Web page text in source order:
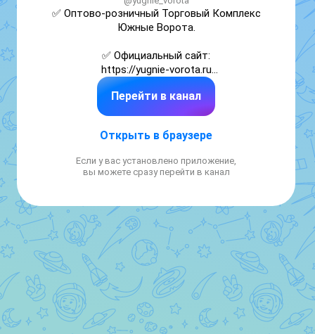
✅ Оптово-розничный Торговый Комплекс
Южные Ворота.
✅ Официальный сайт:
https://yugnie-vorota.ru
Часы работы ТК :
Без выходных: с 5:00 до 18:00
Перейти в канал
Открыть в браузере
Если у вас установлено приложение,
вы можете сразу перейти в канал